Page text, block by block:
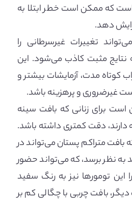
که ممکن است خطر ابتلا به
دهد.
تغییرات غیرسرطانی را
مثبت کاذب می‌شود. این
کوتاه مدت، آزمایشات بیشتر و
غیرضروری و پرهزینه باشد.
است برای زنانی که بافت سینه
دارند، دقت کمتری داشته باشد.
بافت متراکم پستان می‌تواند در
به نظر برسد، که می‌تواند حضور
این تومورها نیز به رنگ سفید
بافت چربی با چگالی کم بر